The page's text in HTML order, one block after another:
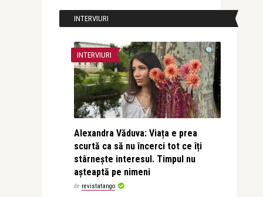
INTERVIURI
INTERVIURI
Alexandra Văduva: Viața e prea
scurtă ca să nu încerci tot ce îți
stârnește interesul. Timpul nu
așteaptă pe nimeni
de revistatango